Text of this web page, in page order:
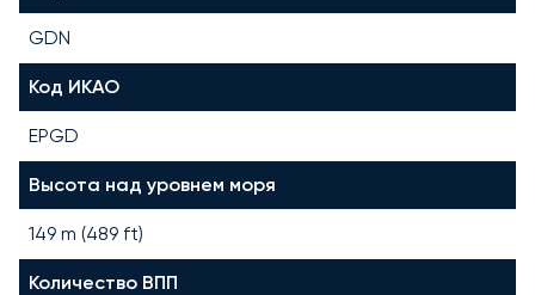
GDN
Код ИКАО
EPGD
Высота над уровнем моря
149 m (489 ft)
Количество ВПП